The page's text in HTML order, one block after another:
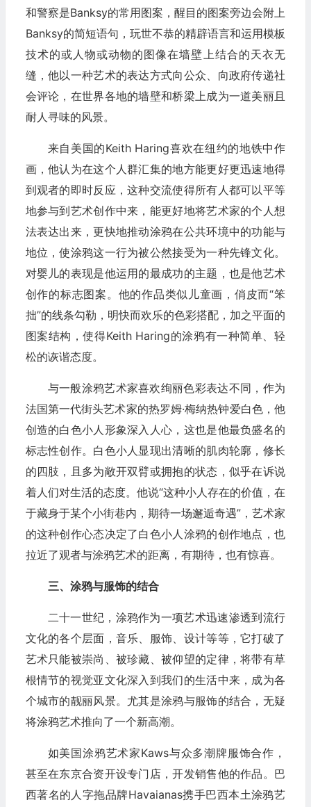
和警察是Banksy的常用图案，醒目的图案旁边会附上
Banksy的简短语句，玩世不恭的精辟语言和运用模板
技术的或人物或动物的图像在墙壁上结合的天衣无
缝，他以一种艺术的表达方式向公众、向政府传递社
会评论，在世界各地的墙壁和桥梁上成为一道美丽且
耐人寻味的风景。
来自美国的Keith Haring喜欢在纽约的地铁中作
画，他认为在这个人群汇集的地方能更好更迅速地得
到观者的即时反应，这种交流使得所有人都可以平等
地参与到艺术创作中来，能更好地将艺术家的个人想
法表达出来，更快地推动涂鸦在公共环境中的功能与
地位，使涂鸦这一行为被公然接受为一种先锋文化。
对婴儿的表现是他运用的最成功的主题，也是他艺术
创作的标志图案。他的作品类似儿童画，俏皮而“笨
拙”的线条勾勒，明快而欢乐的色彩搭配，加之平面的
图案结构，使得Keith Haring的涂鸦有一种简单、轻
松的诙谐态度。
与一般涂鸦艺术家喜欢绚丽色彩表达不同，作为
法国第一代街头艺术家的热罗姆·梅纳热钟爱白色，他
创造的白色小人形象深入人心，这也是他最负盛名的
标志性创作。白色小人显现出清晰的肌肉轮廓，修长
的四肢，且多为敞开双臂或拥抱的状态，似乎在诉说
着人们对生活的态度。他说“这种小人存在的价值，在
于藏身于某个小街巷内，期待一场邂逅奇遇”，艺术家
的这种创作心态决定了白色小人涂鸦的创作地点，也
拉近了观者与涂鸦艺术的距离，有期待，也有惊喜。
三、涂鸦与服饰的结合
二十一世纪，涂鸦作为一项艺术迅速渗透到流行
文化的各个层面，音乐、服饰、设计等等，它打破了
艺术只能被崇尚、被珍藏、被仰望的定律，将带有草
根情节的视觉亚文化深入到我们的生活中来，成为各
个城市的靓丽风景。尤其是涂鸦与服饰的结合，无疑
将涂鸦艺术推向了一个新高潮。
如美国涂鸦艺术家Kaws与众多潮牌服饰合作，
甚至在东京合资开设专门店，开发销售他的作品。巴
西著名的人字拖品牌Havaianas携手巴西本土涂鸦艺